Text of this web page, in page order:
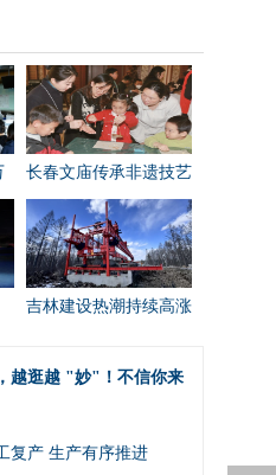
长春文庙传承非遗技艺
吉林建设热潮持续高涨
越逛越 "妙"！不信你来
复产 生产有序推进